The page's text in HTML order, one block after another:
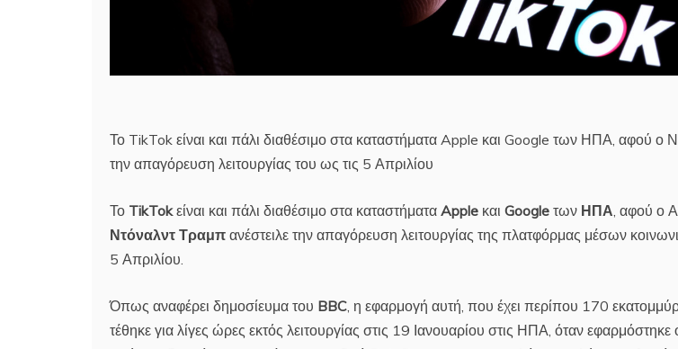
Το TikTok είναι και πάλι διαθέσιμο στα καταστήματα Apple και Google των ΗΠΑ, αφού ο
την απαγόρευση λειτουργίας του ως τις 5 Απριλίου
Το TikTokείναι και πάλι διαθέσιμο στα καταστήματα Apple και Google των ΗΠΑ , αφού ο
Ντόναλντ Τραμπ ανέστειλε την απαγόρευση λειτουργίας της πλατφόρμας μέσων
5 Απριλίου.
Όπως αναφέρει δημοσίευμα του BBC , η εφαρμογή αυτή, που έχει περίπου 170
τέθηκε για λίγες ώρες εκτός λειτουργίας στις 19 Ιανουαρίου στις ΗΠΑ, όταν